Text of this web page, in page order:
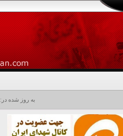
به روز شده در: ۱۵ مرداد ۱۴۰۵ - ۱۶:۴۸